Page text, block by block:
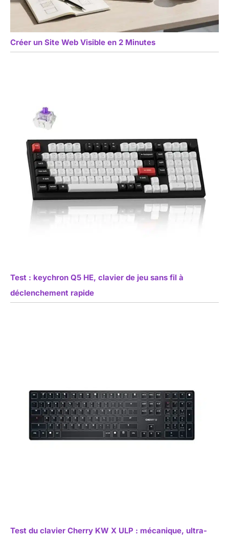
Créer un Site Web Visible en 2 Minutes
Test : keychron Q5 HE, clavier de jeu sans fil à
déclenchement rapide
Test du clavier Cherry KW X ULP : mécanique, ultra-